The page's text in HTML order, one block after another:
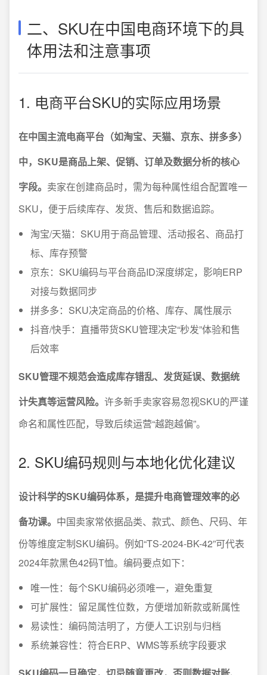
二、SKU在中国电商环境下的具
体用法和注意事项
1. 电商平台SKU的实际应用场景
在中国主流电商平台（如淘宝、天猫、京东、拼多多）
中，SKU是商品上架、促销、订单及数据分析的核心
字段。 卖家在创建商品时，需为每种属性组合配置唯一
SKU，便于后续库存、发货、售后和数据追踪。
淘宝/天猫：SKU用于商品管理、活动报名、商品打
标、库存预警
京东：SKU编码与平台商品ID深度绑定，影响ERP
对接与数据同步
拼多多：SKU决定商品的价格、库存、属性展示
抖音/快手：直播带货SKU管理决定“秒发”体验和售
后效率
SKU管理不规范会造成库存错乱、发货延误、数据统
计失真等运营风险。 许多新手卖家容易忽视SKU的严谨
命名和属性匹配，导致后续运营“越跑越偏”。
2. SKU编码规则与本地化优化建议
设计科学的SKU编码体系，是提升电商管理效率的必
备功课。 中国卖家常依据品类、款式、颜色、尺码、年
份等维度定制SKU编码。例如“TS-2024-BK-42”可代表
2024年款黑色42码T恤。编码要点如下：
唯一性：每个SKU编码必须唯一，避免重复
可扩展性：留足属性位数，方便增加新款或新属性
易读性：编码简洁明了，方便人工识别与归档
系统兼容性：符合ERP、WMS等系统字段要求